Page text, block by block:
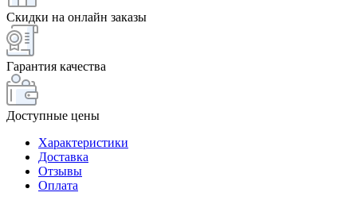
Скидки на онлайн заказы
Гарантия качества
Доступные цены
Характеристики
Доставка
Отзывы
Оплата